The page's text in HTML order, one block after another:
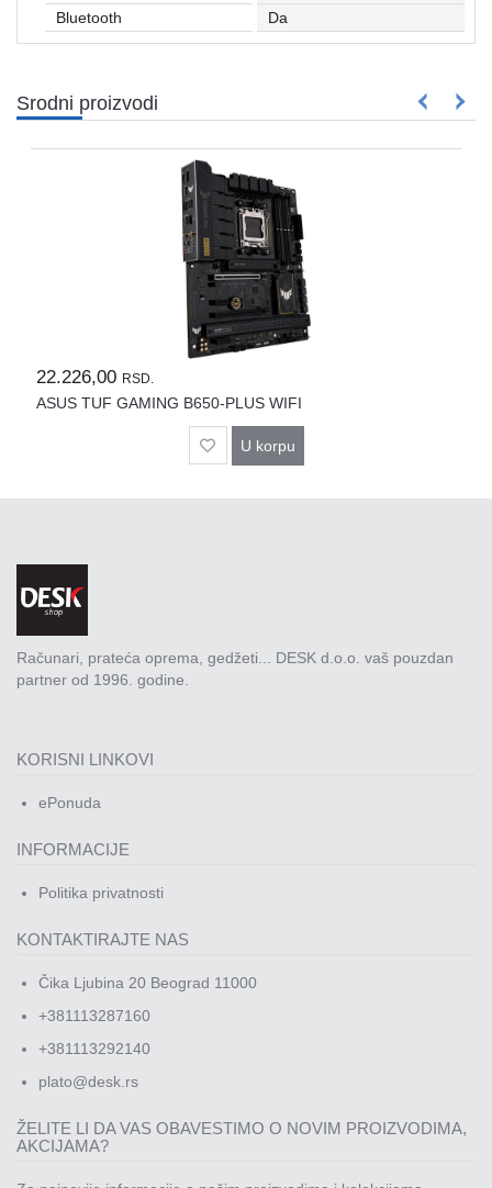
Bluetooth
Da
Srodni proizvodi
22.226,00 RSD.
ASUS TUF GAMING B650-PLUS WIFI
U korpu
Računari, prateća oprema, gedžeti... DESK d.o.o. vaš pouzdan
partner od 1996. godine.
KORISNI LINKOVI
ePonuda
INFORMACIJE
Politika privatnosti
KONTAKTIRAJTE NAS
Čika Ljubina 20 Beograd 11000
+381113287160
+381113292140
plato@desk.rs
ŽELITE LI DA VAS OBAVESTIMO O NOVIM PROIZVODIMA,
AKCIJAMA?